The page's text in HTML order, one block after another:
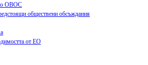
ОВОС
обществени обсъждания
от ЕО